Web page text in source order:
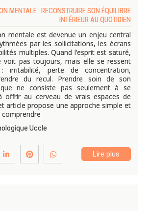
MENTALE : RECONSTRUIRE SON ÉQUILIBRE
INTÉRIEUR AU QUOTIDIEN
mentale est devenue un enjeu central
par les sollicitations, les écrans
multiples. Quand l’esprit est saturé,
voit pas toujours, mais elle se ressent
: irritabilité, perte de concentration,
du recul. Prendre soin de son
ne consiste pas seulement à se
offrir au cerveau de vrais espaces de
article propose une approche simple et
Uccle
Lire plus